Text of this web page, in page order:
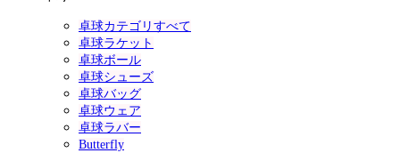
卓球カテゴリすべて
卓球ラケット
卓球ボール
卓球シューズ
卓球バッグ
卓球ウェア
卓球ラバー
Butterfly